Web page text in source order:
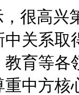
高兴
中关系
育等
中方